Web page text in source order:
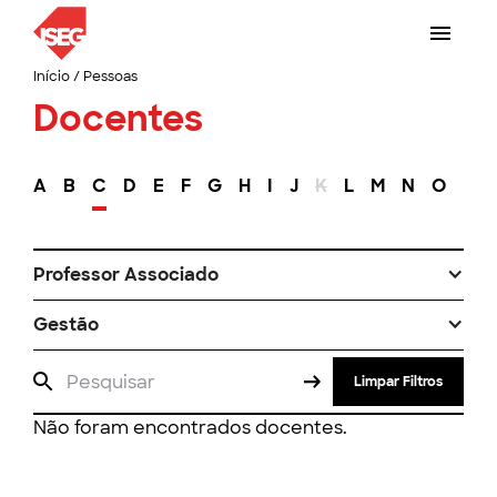
Início/ Pessoas
Docentes
A B C D E F G H I J K L M N O
Professor Associado
Gestão
Limpar Filtros
Não foram encontrados docentes.